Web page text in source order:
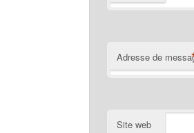
Adresse de
Site web